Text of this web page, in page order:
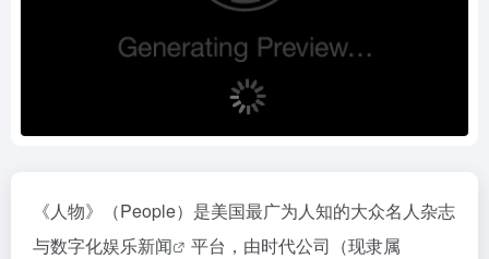
《人物》（People）是美国最广为人知的大众名人杂志
与数字化娱乐新闻
平台，由时代公司（现隶属